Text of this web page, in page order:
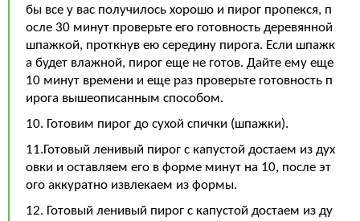
бы все у вас получилось хорошо и пирог пропекся, п
осле 30 минут проверьте его готовность деревянной
шпажкой, проткнув ею середину пирога. Если шпажк
а будет влажной, пирог еще не готов. Дайте ему еще
10 минут времени и еще раз проверьте готовность п
ирога вышеописанным способом.
10. Готовим пирог до сухой спички (шпажки).
11.Готовый ленивый пирог с капустой достаем из дух
овки и оставляем его в форме минут на 10, после эт
ого аккуратно извлекаем из формы.
12. Готовый ленивый пирог с капустой достаем из ду